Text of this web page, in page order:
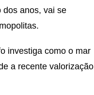
dos anos, vai se
investiga como o mar
a recente valorização